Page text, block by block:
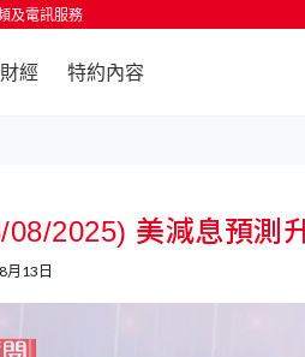
及電訊服務
財經 特約內容
08/2025) 美減息預測
月13日